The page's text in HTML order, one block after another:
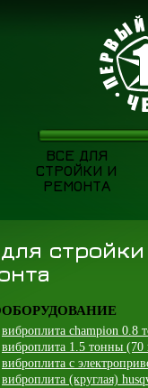
ВСЕ ДЛЯ
СТРОЙКИ И
РЕМОНТА
виброплита champion 0.8
виброплита 1.5 тонны (70
виброплита с
виброплита (круглая)